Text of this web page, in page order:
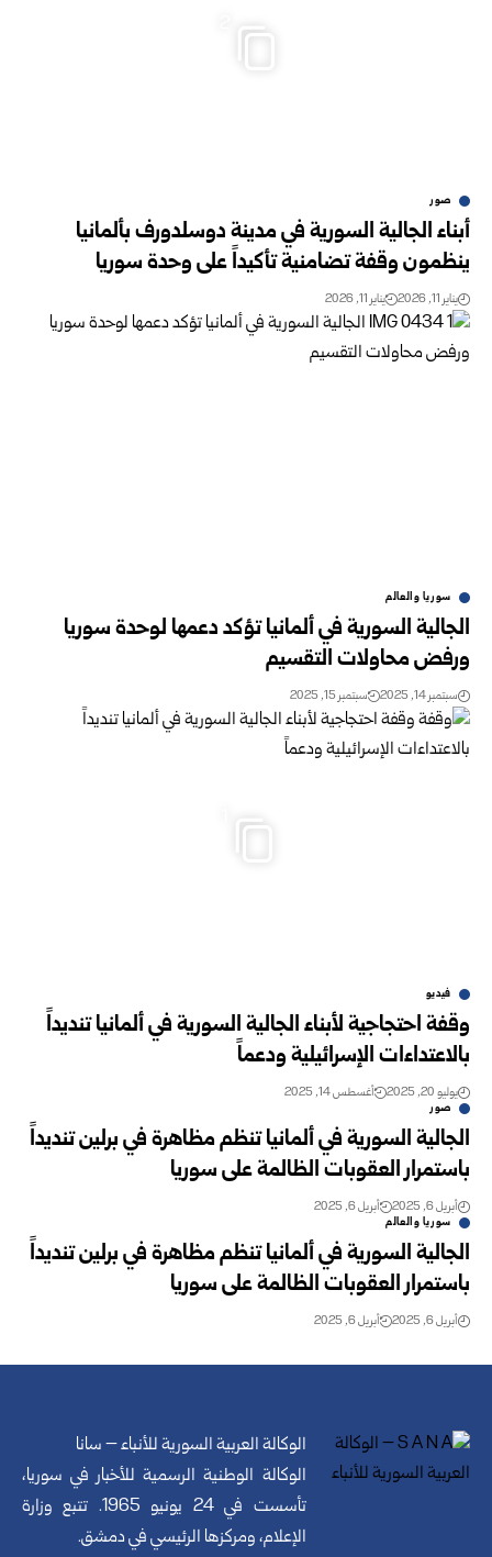
صور
أبناء الجالية السورية في مدينة دوسلدورف بألمانيا
ينظمون وقفة تضامنية تأكيداً على وحدة سوريا
يناير 11, 2026 يناير 11, 2026
سوريا والعالم
الجالية السورية في ألمانيا تؤكد دعمها لوحدة سوريا
ورفض محاولات التقسيم
سبتمبر 14, 2025 سبتمبر 15, 2025
فيديو
وقفة احتجاجية لأبناء الجالية السورية في ألمانيا تنديداً
بالاعتداءات الإسرائيلية ودعماً
يوليو 20, 2025 أغسطس 14, 2025
صور
الجالية السورية في ألمانيا تنظم مظاهرة في برلين تنديداً
باستمرار العقوبات الظالمة على سوريا
أبريل 6, 2025 أبريل 6, 2025
سوريا والعالم
الجالية السورية في ألمانيا تنظم مظاهرة في برلين تنديداً
باستمرار العقوبات الظالمة على سوريا
أبريل 6, 2025 أبريل 6, 2025
الوكالة العربية السورية للأنباء – سانا
الوكالة الوطنية الرسمية للأخبار في سوريا،
تأسست في 24 يونيو 1965. تتبع وزارة
الإعلام، ومركزها الرئيسي في دمشق.